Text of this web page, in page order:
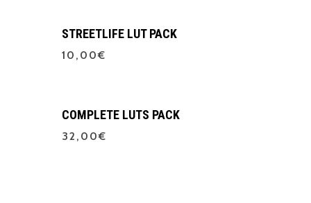
STREETLIFE LUT PACK
10,00€
COMPLETE LUTS PACK
32,00€